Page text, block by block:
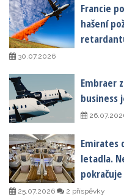
Francie
hašení
30.07.2026
Embraer
business
Emirates
letadla.
pokračuje
25.07.2026 2 příspěvky